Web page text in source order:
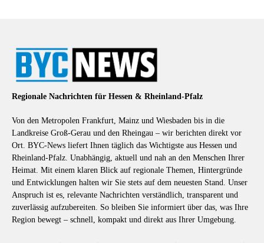
Regionale Nachrichten für Hessen & Rheinland-Pfalz
Von den Metropolen Frankfurt, Mainz und Wiesbaden bis in die
Landkreise Groß-Gerau und den Rheingau – wir berichten direkt vor
Ort. BYC-News liefert Ihnen täglich das Wichtigste aus Hessen und
Rheinland-Pfalz. Unabhängig, aktuell und nah an den Menschen Ihrer
Heimat. Mit einem klaren Blick auf regionale Themen, Hintergründe
und Entwicklungen halten wir Sie stets auf dem neuesten Stand. Unser
Anspruch ist es, relevante Nachrichten verständlich, transparent und
zuverlässig aufzubereiten. So bleiben Sie informiert über das, was Ihre
Region bewegt – schnell, kompakt und direkt aus Ihrer Umgebung.